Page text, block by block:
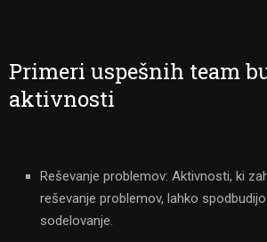
Primeri uspešnih team
aktivnosti
Reševanje problemov: Aktivnosti, ki
reševanje problemov, lahko
sodelovanje.